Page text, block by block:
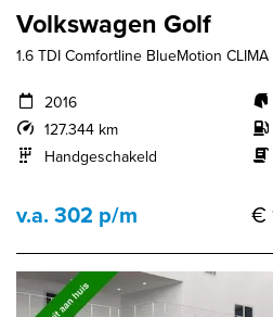
Volkswagen Golf
1.6 TDI Comfortline BlueMotion CLIMA
2016
127.344 km
Handgeschakeld
v.a. 302 p/m €